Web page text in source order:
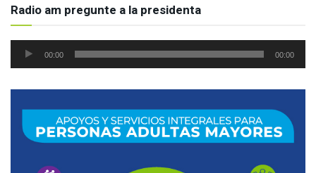
Radio am pregunte a la presidenta
Reproductor
00:00 00:00